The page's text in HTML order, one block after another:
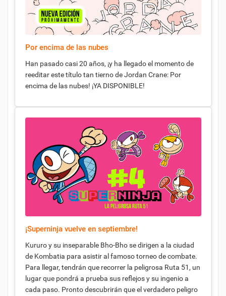
Por encima de las nubes
Han pasado casi 20 años, ¡y ha llegado el momento de
reeditar este título tan tierno de Jordan Crane: Por
encima de las nubes! ¡YA DISPONIBLE!
¡Superninja vuelve en septiembre!
Kururo y su inseparable Bho-Bho se dirigen a la ciudad
de Kombatia para asistir al famoso torneo de combate.
Para llegar, tendrán que recorrer la peligrosa Ruta 51, un
lugar que pondrá a prueba sus reflejos y su ingenio a
cada paso. Pronto descubrirán que el verdadero peligro
MI LISTA DE DESEOS
add_circle_outlineCREAR NUEVA LISTA
((MODALTITLE))
((CANCELTEXT)) ((MODALDELETETEXT))
CREAR LISTA DE DESEOS
NOMBRE DE LA LISTA DE DESEOS
CANCELAR CREAR LISTA DE DESEOS
INICIAR SESIÓN
DEBE INICIAR SESIÓN PARA GUARDAR PRODUCTOS EN SU
LISTA DE DESEOS.
CANCELAR INICIAR SESIÓN